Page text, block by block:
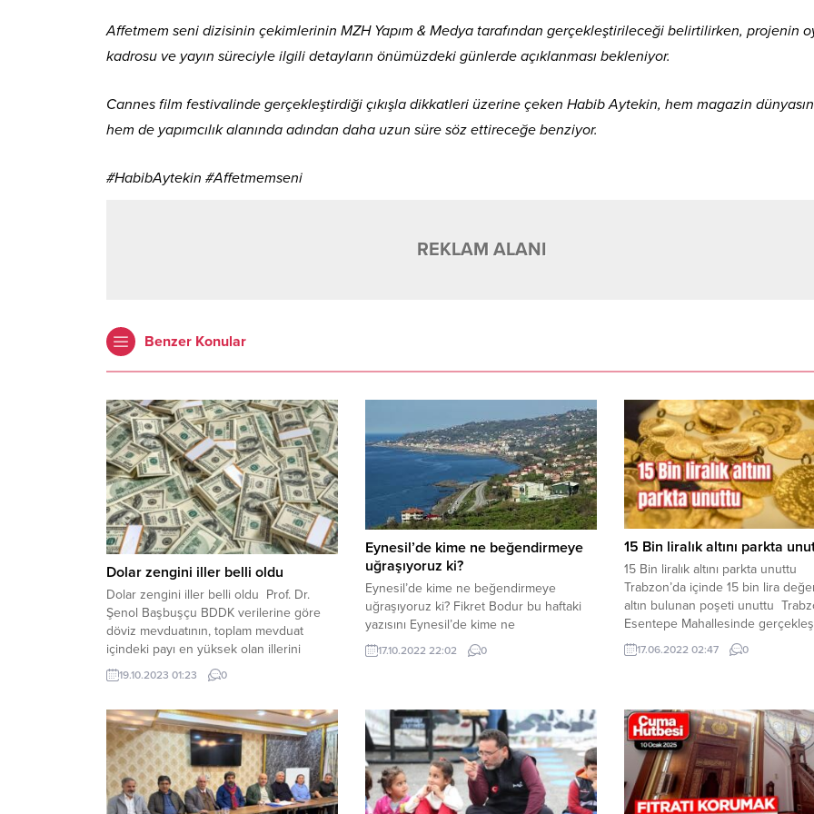
Affetmem seni dizisinin çekimlerinin MZH Yapım & Medya tarafından gerçekleştirileceği belirtilirken, projenin
kadrosu ve yayın süreciyle ilgili detayların önümüzdeki günlerde açıklanması bekleniyor.
Cannes film festivalinde gerçekleştirdiği çıkışla dikkatleri üzerine çeken Habib Aytekin, hem magazin
hem de yapımcılık alanında adından daha uzun süre söz ettireceğe benziyor.
#HabibAytekin #Affetmemseni
REKLAM ALANI
Benzer Konular
Dolar zengini iller belli oldu
Dolar zengini iller belli oldu Prof. Dr.
Şenol Başbuşçu BDDK verilerine göre
döviz mevduatının, toplam mevduat
içindeki payı en yüksek olan illerini
paylaştı Başkent Üniversitesi Uluslararası
Finans ve Bankacılık Bölüm Başkanı Prof.
göre döviz mevduatının, toplam mevduat
içindeki payı en yüksek olan illeri
paylaştı. Babuşçu’nun...
19.10.2023 01:23 0
Eynesil’de kime ne beğendirmeye
uğraşıyoruz ki?
Eynesil’de kime ne beğendirmeye
uğraşıyoruz ki? Fikret Bodur bu haftaki
yazısını Eynesil’de kime ne
beğendirmeye uğraşıyoruz ki? Geçen
hafta ilçemiz adına iki önemli gelişmeleri
alamadığımız ‘TOKİ’ ve ‘Doğalgaz’
çalışmaları için müjdeli haber verdik. AK
Parti Giresun Milletvekili Sabri Öztürk
ve...
17.10.2022 22:02 0
15 Bin liralık altını parkta
15 Bin liralık altını parkta unuttu
Trabzon’da içinde 15 bin lira
altın bulunan poşeti unuttu
Esentepe Mahallesinde
olayda saat 19.00 sıralarında
mahallesi, Taksim yokuşu üzerinde
yaklaşık 10 bin – 15 bin lira
altın...
17.06.2022 02:47 0